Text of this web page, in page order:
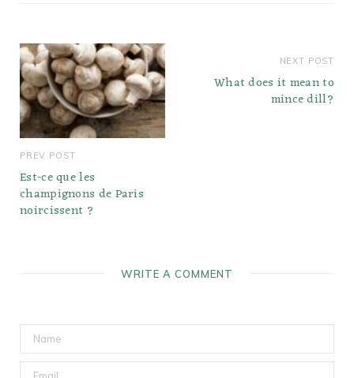
PREV POST
Est-ce que les
champignons de Paris
noircissent ?
NEXT POST
What does it mean to
mince dill?
WRITE A COMMENT